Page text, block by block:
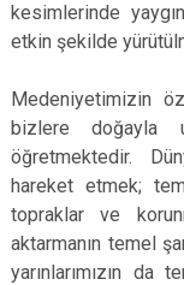
kesimlerinde
etkin şekilde
Medeniyetimizin
bizlere doğayla
öğretmektedir.
hareket etmek;
topraklar ve
aktarmanın temel
yarınlarımızın da